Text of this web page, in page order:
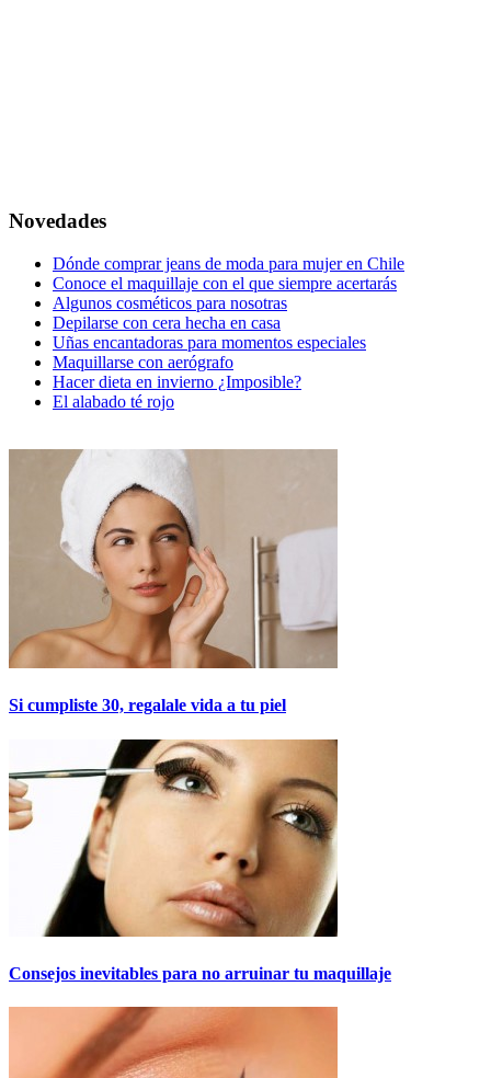
Novedades
Dónde comprar jeans de moda para mujer en Chile
Conoce el maquillaje con el que siempre acertarás
Algunos cosméticos para nosotras
Depilarse con cera hecha en casa
Uñas encantadoras para momentos especiales
Maquillarse con aerógrafo
Hacer dieta en invierno ¿Imposible?
El alabado té rojo
Si cumpliste 30, regalale vida a tu piel
Consejos inevitables para no arruinar tu maquillaje